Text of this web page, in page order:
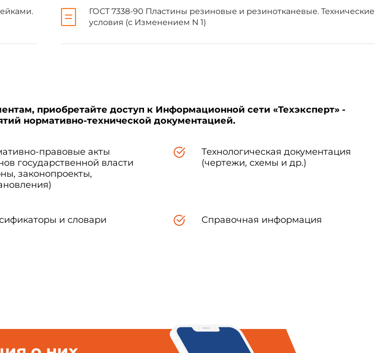
материалы и устанавливает методы определения предела прочности
камней, стеновых камней бетонных и из горных пород, стеновых блоков из
и силикатного кирпича.
ГОСТ 7338-90 Пластины резиновые и резинотканевые. Технические
условия (с Изменением N 1)
приобретайте доступ к Информационной сети «Техэксперт» -
нормативно-технической документацией.
правовые акты
государственной власти
законопроекты,
Технологическая документация
(чертежи, схемы и др.)
и словари Справочная информация